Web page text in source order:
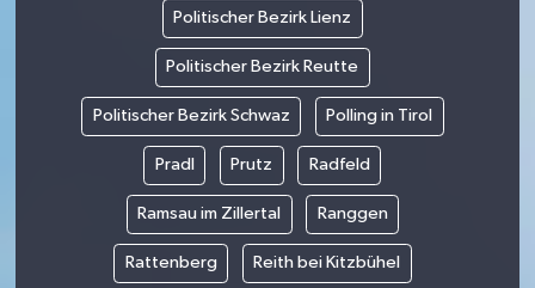
Politischer Bezirk Lienz
Politischer Bezirk Reutte
Politischer Bezirk Schwaz Polling in Tirol
Pradl Prutz Radfeld
Ramsau im Zillertal Ranggen
Rattenberg Reith bei Kitzbühel